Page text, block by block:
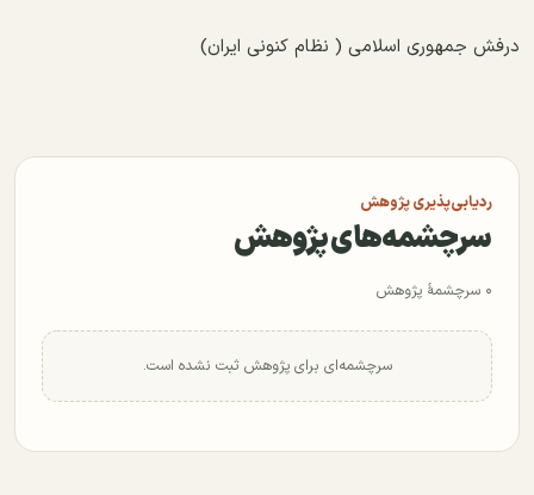
درفش جمهوری اسلامی ( نظام کنونی ایران)
ردیابی‌پذیری پژوهش
سرچشمه‌های پژوهش
۰ سرچشمهٔ پژوهش
سرچشمه‌ای برای پژوهش ثبت نشده است.